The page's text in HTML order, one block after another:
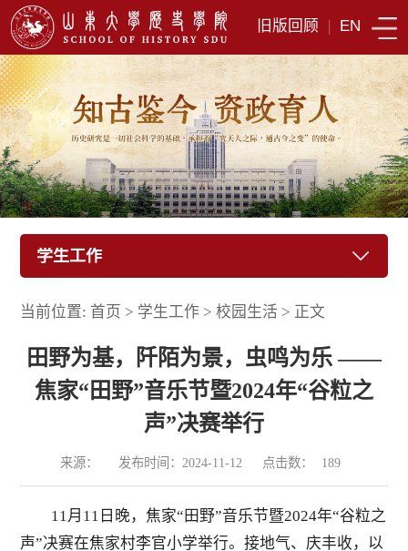
旧版回顾 | EN
学生工作
当前位置: 首页 > 学生工作 >校园生活 > 正文
田野为基，阡陌为景，虫鸣为乐 ——
焦家“田野”音乐节暨2024年“谷粒之
声”决赛举行
来源： 发布时间：2024-11-12 点击数： 189
11月11日晚，焦家“田野”音乐节暨2024年“谷粒之
声”决赛在焦家村李官小学举行。接地气、庆丰收，以